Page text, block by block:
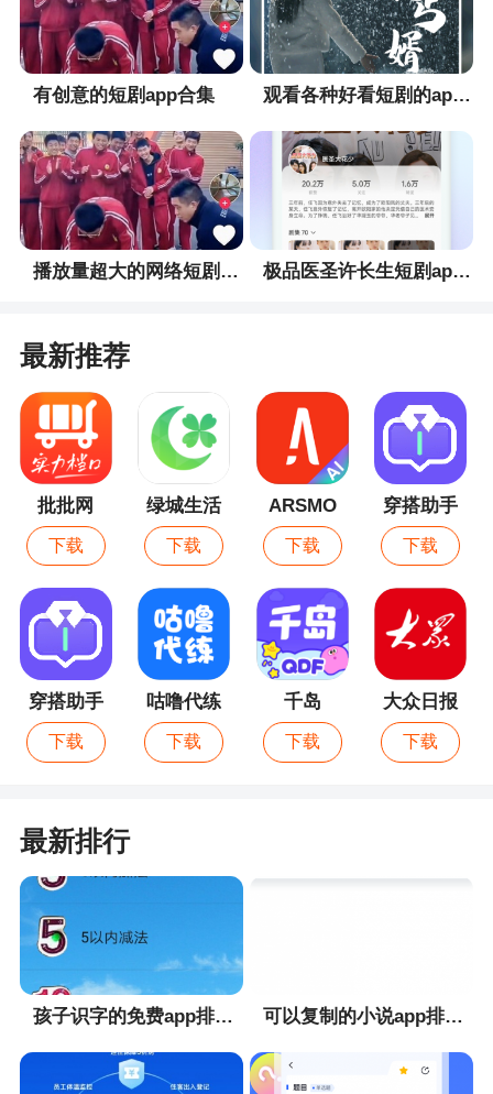
站app致力于打造最好玩的二次元日系游戏论坛
有创意的短剧app合集 观看各种好看短剧的app合集
播放量超大的网络短剧app合集 极品医圣许长生短剧app合集
最新推荐
批批网
下载
绿城生活
下载
ARSMO
下载
穿搭助手
最新版
下载
穿搭助手
下载
咕噜代练
下载
千岛
下载
大众日报
下载
最新排行
孩子识字的免费app排行榜 可以复制的小说app排行榜